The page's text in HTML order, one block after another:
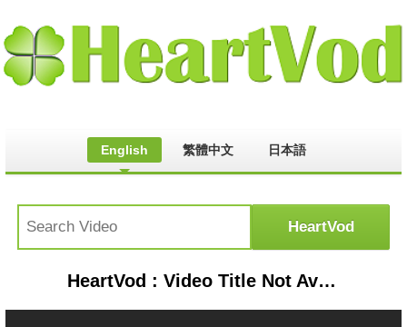
English 繁體中文 日本語
HeartVod : Video Title Not Available